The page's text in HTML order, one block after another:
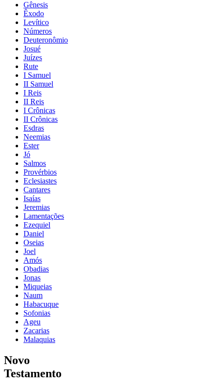
Gênesis
Êxodo
Levítico
Números
Deuteronômio
Josué
Juízes
Rute
I Samuel
II Samuel
I Reis
II Reis
I Crônicas
II Crônicas
Esdras
Neemias
Ester
Jó
Salmos
Provérbios
Eclesiastes
Cantares
Isaías
Jeremias
Lamentações
Ezequiel
Daniel
Oseias
Joel
Amós
Obadias
Jonas
Miqueias
Naum
Habacuque
Sofonias
Ageu
Zacarias
Malaquias
Novo
Testamento